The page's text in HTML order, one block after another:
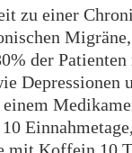
zu einer
der